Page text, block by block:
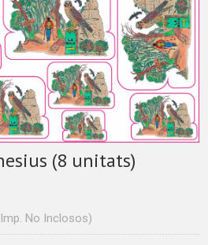
(8 unitats)
No Inclosos)